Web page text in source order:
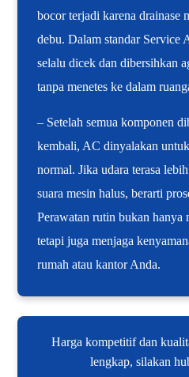
bocor terjadi karena drainase
debu. Dalam standar Service
selalu dicek dan dibersihkan
tanpa menetes ke dalam
– Setelah semua komponen
kembali, AC dinyalakan
normal. Jika udara terasa
suara mesin halus, berarti
Perawatan rutin bukan hanya
tetapi juga menjaga
rumah atau kantor Anda.
Harga kompetitif dan
lengkap, silakan